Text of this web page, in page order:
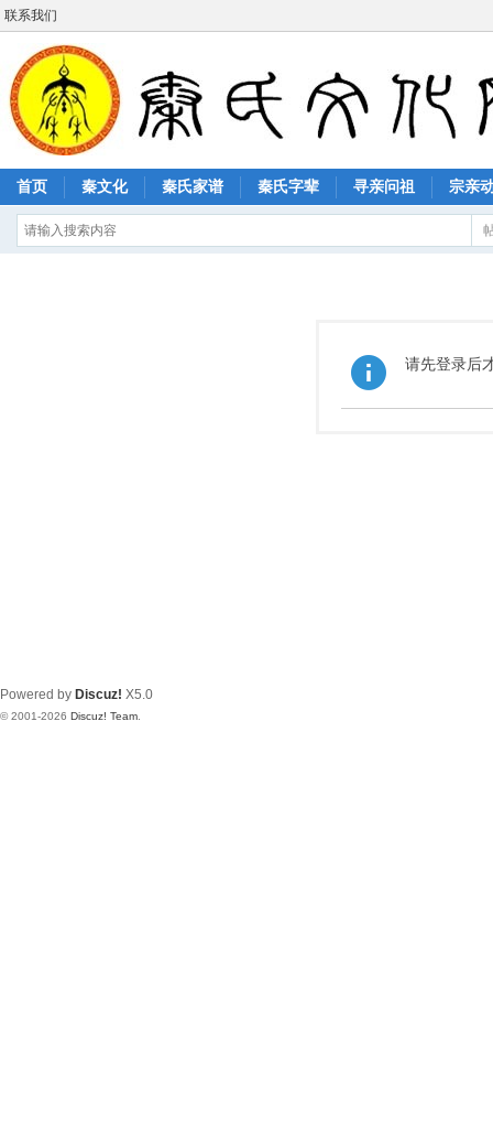
联系我们
首页 秦文化 秦氏家谱 秦氏字辈 寻亲问祖 宗亲
请先登录后
Powered by Discuz! X5.0
© 2001-2026 Discuz! Team